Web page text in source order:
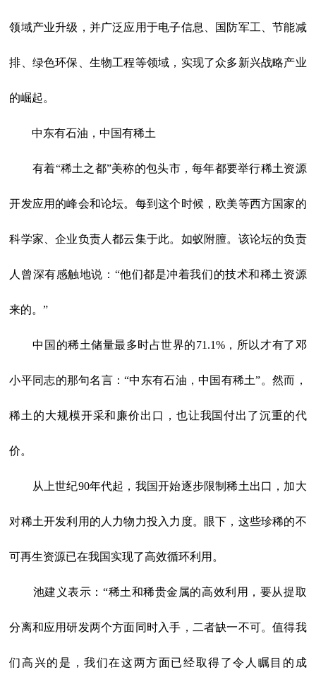
领域产业升级，并广泛应用于电子信息、国防军工、节能减
排、绿色环保、生物工程等领域，实现了众多新兴战略产业
的崛起。
中东有石油，中国有稀土
有着“稀土之都”美称的包头市，每年都要举行稀土资源
开发应用的峰会和论坛。每到这个时候，欧美等西方国家的
科学家、企业负责人都云集于此。如蚁附膻。该论坛的负责
人曾深有感触地说：“他们都是冲着我们的技术和稀土资源
来的。”
中国的稀土储量最多时占世界的71.1%，所以才有了邓
小平同志的那句名言：“中东有石油，中国有稀土”。然而，
稀土的大规模开采和廉价出口，也让我国付出了沉重的代
价。
从上世纪90年代起，我国开始逐步限制稀土出口，加大
对稀土开发利用的人力物力投入力度。眼下，这些珍稀的不
可再生资源已在我国实现了高效循环利用。
池建义表示：“稀土和稀贵金属的高效利用，要从提取
分离和应用研发两个方面同时入手，二者缺一不可。值得我
们高兴的是，我们在这两方面已经取得了令人瞩目的成